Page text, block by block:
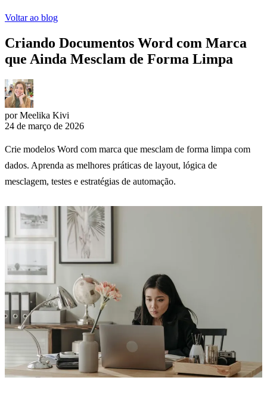
Voltar ao blog
Criando Documentos Word com Marca
que Ainda Mesclam de Forma Limpa
por Meelika Kivi
24 de março de 2026
Crie modelos Word com marca que mesclam de forma limpa com
dados. Aprenda as melhores práticas de layout, lógica de
mesclagem, testes e estratégias de automação.